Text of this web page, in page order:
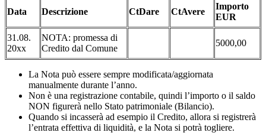
Data Descrizione CtDare CtAvere
Importo
EUR
31.08.
20xx
NOTA: promessa di
Credito dal Comune
5000,00
La Nota può essere sempre modificata/aggiornata
manualmente durante l’anno.
Non è una registrazione contabile, quindi l’importo o il saldo
NON figurerà nello Stato patrimoniale (Bilancio).
Quando si incasserà ad esempio il Credito, allora si registrerà
l’entrata effettiva di liquidità, e la Nota si potrà togliere.